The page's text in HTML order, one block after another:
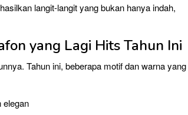
langit-langit yang bukan hanya indah,
yang Lagi Hits Tahun Ini
Tahun ini, beberapa motif dan warna yang
elegan